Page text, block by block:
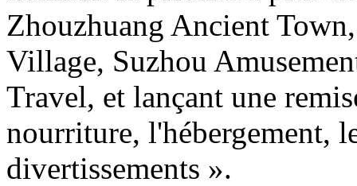
Zhouzhuang Ancient
Village, Suzhou
Travel, et lançant une
nourriture, l'hébergement,
divertissements ».